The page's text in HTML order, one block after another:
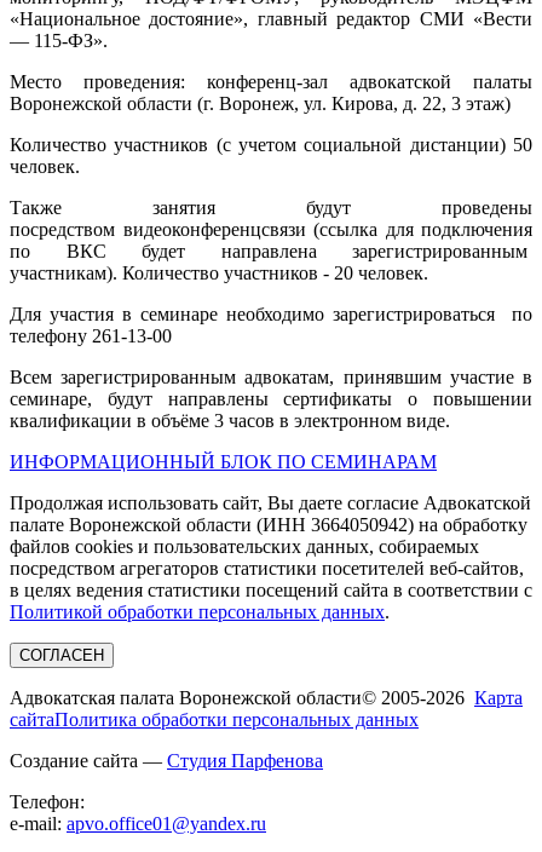
«Национальное достояние», главный редактор СМИ «Вести
— 115-ФЗ».
Место проведения: конференц-зал адвокатской палаты
Воронежской области (г. Воронеж, ул. Кирова, д. 22, 3 этаж)
Количество участников (с учетом социальной дистанции) 50
человек.
Также занятия будут проведены
посредством видеоконференцсвязи (ссылка для подключения
по ВКС будет направлена зарегистрированным
участникам). Количество участников - 20 человек.
Для участия в семинаре необходимо зарегистрироваться по
телефону 261-13-00
Всем зарегистрированным адвокатам, принявшим участие в
семинаре, будут направлены сертификаты о повышении
квалификации в объёме 3 часов в электронном виде.
ИНФОРМАЦИОННЫЙ БЛОК ПО СЕМИНАРАМ
Продолжая использовать сайт, Вы даете согласие Адвокатской
палате Воронежской области (ИНН 3664050942) на обработку
файлов cookies и пользовательских данных, собираемых
посредством агрегаторов статистики посетителей веб-сайтов,
в целях ведения статистики посещений сайта в соответствии с
Политикой обработки персональных данных.
СОГЛАСЕН
Адвокатская палата Воронежской области© 2005-2026 Карта
сайтаПолитика обработки персональных данных
Создание сайта — Студия Парфенова
Телефон:
e-mail: apvo.office01@yandex.ru